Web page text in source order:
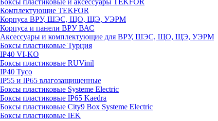
Боксы пластиковые и аксессуары TEKFOR
Комплектующие TEKFOR
Корпуса ВРУ, ШЭС, ЩО, ЩЭ, УЭРМ
Корпуса и панели ВРУ ВАС
Аксессуары и комплектующие для ВРУ, ШЭС, ЩО, ЩЭ, УЭРМ
Боксы пластиковые Турция
IP40 VI-KO
Боксы пластиковые RUVinil
IP40 Тусо
IP55 и IP65 влагозащищенные
Боксы пластиковые Systeme Electric
Боксы пластиковые IP65 Kaedra
Боксы пластиковые City9 Box Systeme Electric
Боксы пластиковые IEK